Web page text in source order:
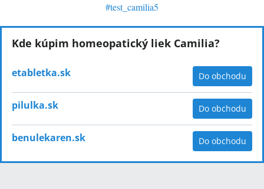
#test_camilia5
Kde kúpim homeopatický liek Camilia?
etabletka.sk Do obchodu
pilulka.sk Do obchodu
benulekaren.sk Do obchodu